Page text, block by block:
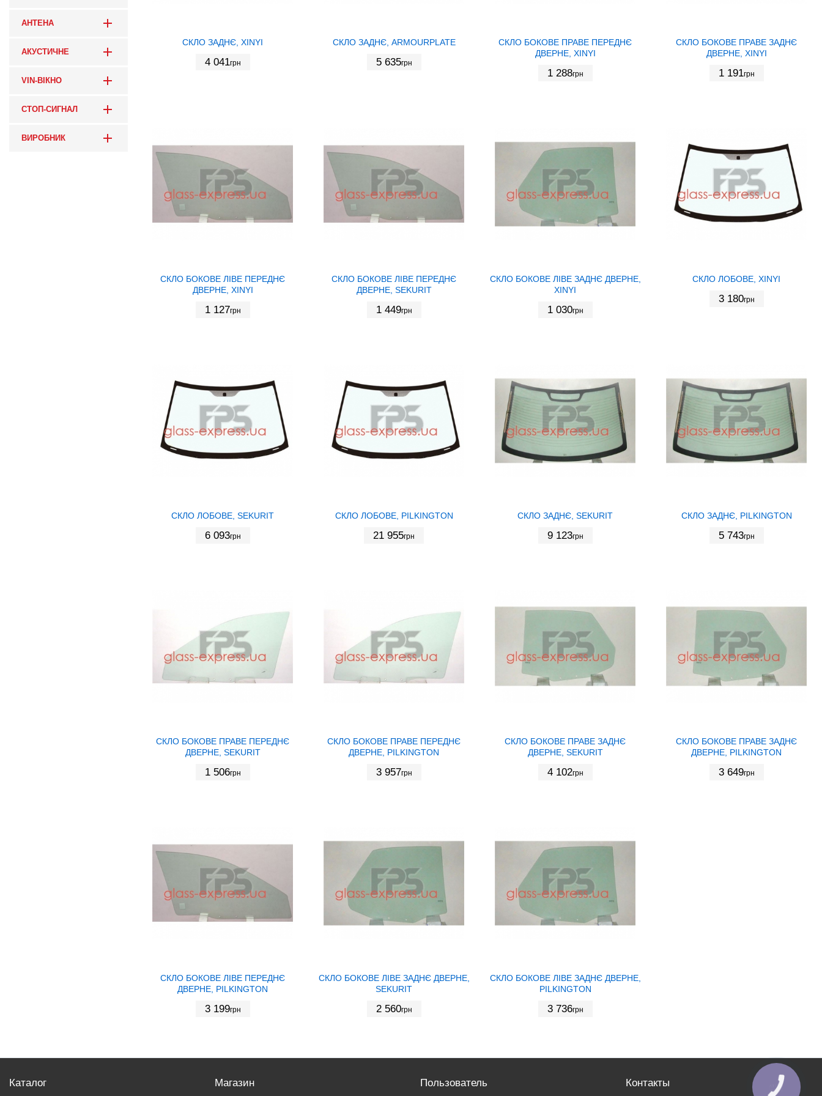
АНТЕНА
АКУСТИЧНЕ
VIN-ВІКНО
СТОП-СИГНАЛ
ВИРОБНИК
СКЛО ЗАДНЄ, XINYI
4 041грн
СКЛО ЗАДНЄ, ARMOURPLATE
5 635грн
СКЛО БОКОВЕ ПРАВЕ ПЕРЕДНЄ
ДВЕРНЕ, XINYI
1 288грн
СКЛО БОКОВЕ ПРАВЕ ЗАДНЄ
ДВЕРНЕ, XINYI
1 191грн
СКЛО БОКОВЕ ЛІВЕ ПЕРЕДНЄ
ДВЕРНЕ, XINYI
1 127грн
СКЛО БОКОВЕ ЛІВЕ ПЕРЕДНЄ
ДВЕРНЕ, SEKURIT
1 449грн
СКЛО БОКОВЕ ЛІВЕ ЗАДНЄ ДВЕРНЕ,
XINYI
1 030грн
СКЛО ЛОБОВЕ, XINYI
3 180грн
СКЛО ЛОБОВЕ, SEKURIT
6 093грн
СКЛО ЛОБОВЕ, PILKINGTON
21 955грн
СКЛО ЗАДНЄ, SEKURIT
9 123грн
СКЛО ЗАДНЄ, PILKINGTON
5 743грн
СКЛО БОКОВЕ ПРАВЕ ПЕРЕДНЄ
ДВЕРНЕ, SEKURIT
1 506грн
СКЛО БОКОВЕ ПРАВЕ ПЕРЕДНЄ
ДВЕРНЕ, PILKINGTON
3 957грн
СКЛО БОКОВЕ ПРАВЕ ЗАДНЄ
ДВЕРНЕ, SEKURIT
4 102грн
СКЛО БОКОВЕ ПРАВЕ ЗАДНЄ
ДВЕРНЕ, PILKINGTON
3 649грн
СКЛО БОКОВЕ ЛІВЕ ПЕРЕДНЄ
ДВЕРНЕ, PILKINGTON
3 199грн
СКЛО БОКОВЕ ЛІВЕ ЗАДНЄ ДВЕРНЕ,
SEKURIT
2 560грн
СКЛО БОКОВЕ ЛІВЕ ЗАДНЄ ДВЕРНЕ,
PILKINGTON
3 736грн
Каталог Магазин Пользователь Контакты